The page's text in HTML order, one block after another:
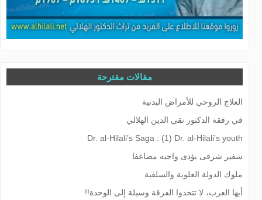
مقالات مقترحة
العلاج الروحي للأمراض البدنية
في رفقة الدكتور تقي الدين الهلالي
Dr. al-Hilali’s Saga : (1) Dr. al-Hilali’s youth
سفیر شرقی یؤدی واجبه مضاعفا
ملوك الدولة العلوية والسلفية
أيها العرب، لا تتخذوا الفرقة وسيلة إلى الوحدة!!